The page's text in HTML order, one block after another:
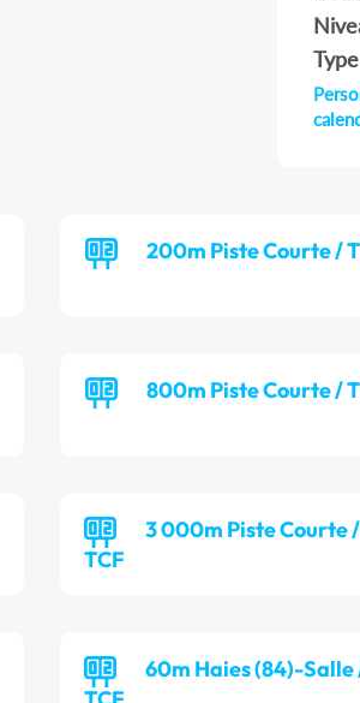
Type
200m Piste Courte /
800m Piste Courte /
3 000m Piste Courte /
TCF
60m Haies (84)-Salle